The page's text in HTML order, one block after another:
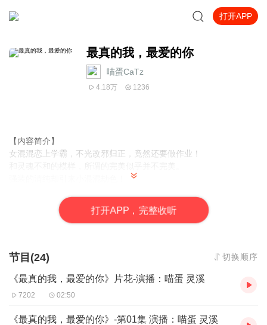
打开APP
最真的我，最爱的你
喵蛋CaTz
4.18万 1236
【内容简介】
女混混恋上学霸，不光改邪归正，竟然还要做作业！
大佬的男人们陆续出场，不不，还漏掉一个大佬。
当大佬遇上大佬，所谓一山难容二虎，除非一公一母。
【作者简介】
【主播简介】
DJ灵溪:小说兼电台主播，擅长待开发领域，声音可攻可受，可御姐
打开APP，完整收听
节目(24) 切换顺序
《最真的我，最爱的你》片花-演播：喵蛋 灵溪
7202 02:50
《最真的我，最爱的你》-第01集 演播：喵蛋 灵溪